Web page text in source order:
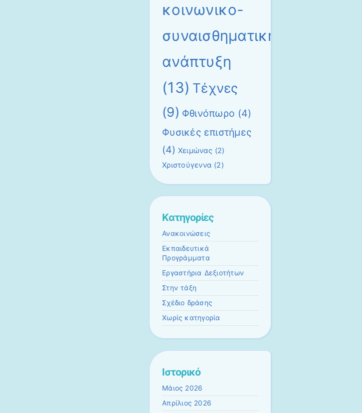
κοινωνικο-
συναισθηματική
ανάπτυξη
(13) Τέχνες
(9) Φθινόπωρο (4)
Φυσικές επιστήμες
(4) Χειμώνας (2)
Χριστούγεννα (2)
Kατηγορίες
Ανακοινώσεις
Εκπαιδευτικά
Προγράμματα
Εργαστήρια Δεξιοτήτων
Στην τάξη
Σχέδιο δράσης
Χωρίς κατηγορία
Ιστορικό
Μάιος 2026
Απρίλιος 2026